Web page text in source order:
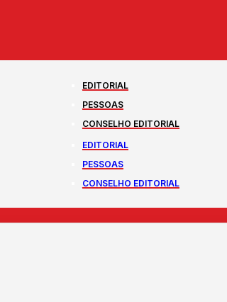
EDITORIAL
PESSOAS
CONSELHO EDITORIAL
EDITORIAL
PESSOAS
CONSELHO EDITORIAL